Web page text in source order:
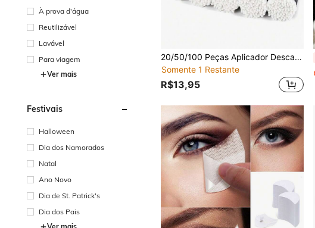
À prova d'água
Reutilizável
Lavável
Para viagem
Ver mais
Festivais
Halloween
Dia dos Namorados
Natal
Ano Novo
Dia de St. Patrick's
Dia dos Pais
20/50/100 Peças Aplicador Descartável de Batom, Aplicador de Gloss Labial Livre de Fiapos, Ferramenta de Beleza
Somente 1 Restante
R$13,95